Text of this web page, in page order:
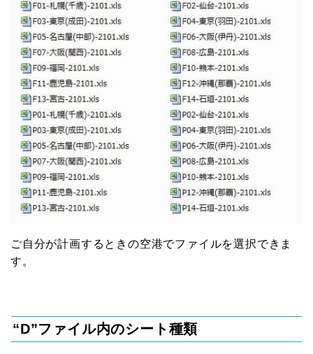
ご自分が計画するときの空港でファイルを選択できま
す。
“D”ファイル内のシート種類